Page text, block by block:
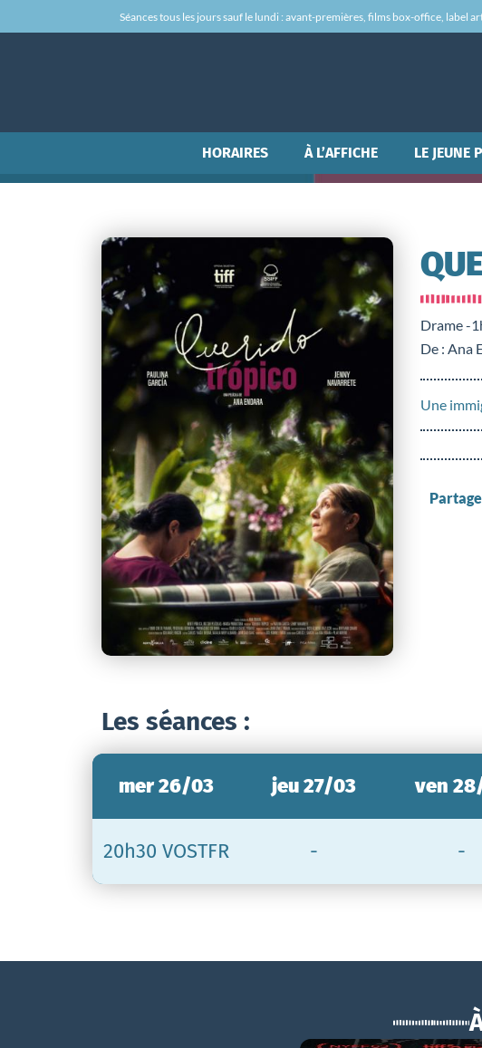
Séances tous les jours sauf le lundi : avant-premières, films box-office, label
HORAIRES À L’AFFICHE LE JEUNE
Drame -
De : Ana
Une
Les séances :
mer 26/03
20h30 VOSTFR
jeu 27/03
-
ven
-